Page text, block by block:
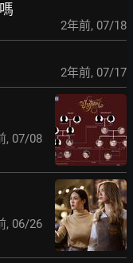
2年前, 07/18
2年前, 07/17
, 07/08
, 06/26